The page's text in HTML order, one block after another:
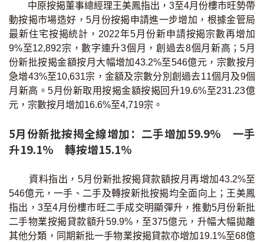
中原地產 | 網上搵樓 |
中原工商舖
© 2026 中原按揭經紀有限公司 Centaline Mortgage Broker Limited 版權所有
條款及細則
私隱政策聲明
中原按揭董事總經理王美鳳指出，3至4月份樓市旺勢帶
動按揭市場造好，5月份按揭申請進一步增加，根據金管局
最新住宅按揭統計，2022年5月份新申請按揭宗數再增加
9%至12,892宗，數字連升3個月，創過去8個月新高；5月
份新批按揭金額按月大幅增加43.2%至546億元，宗數按月
急增43%至10,631宗，金額及宗數分別創過去11個月及9個
月新高。5月份新取用按揭金額按揭回升19.6%至231.23億
元，宗數按月增加16.6%至4,719宗。
5月份新批按揭全線增加：二手增加59.9% 一手
升19.1% 轉按增15.1%
資料指出，5月份新批按揭貸款額按月再增加43.2%至
546億元，一手、二手及轉按新批按揭均全面向上；王美鳳
指出，3至4月份樓市旺二手成交明顯彈升，推動5月份新批
二手物業按揭貸款額升59.9%，至375億元，升幅大幅拋離
其他分類，同期新批一手物業按揭貸款亦增加19.1%至68億